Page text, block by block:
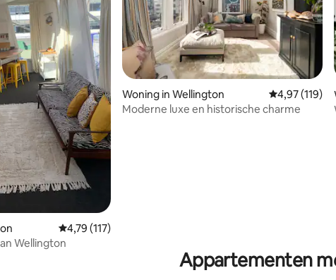
Gemiddelde beoordeling van 4,79 op 5, 117 recensies
4,79 (117)
Wellington
Woning in Wellington Gemiddelde
4,97 (119)
Moderne luxe en historische charme
Appartementen